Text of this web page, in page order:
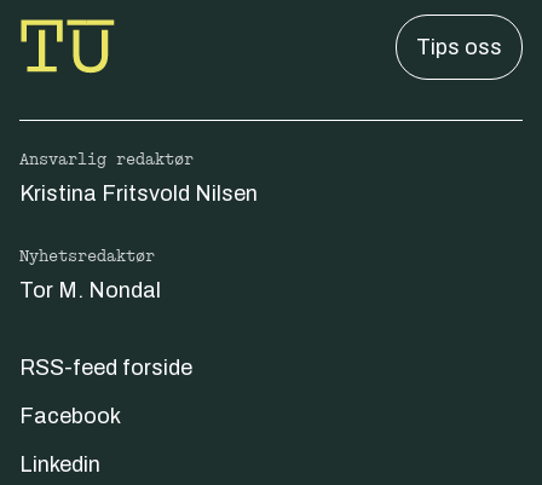
Tips oss
Ansvarlig redaktør
Kristina Fritsvold Nilsen
Nyhetsredaktør
Tor M. Nondal
RSS-feed forside
Facebook
Linkedin